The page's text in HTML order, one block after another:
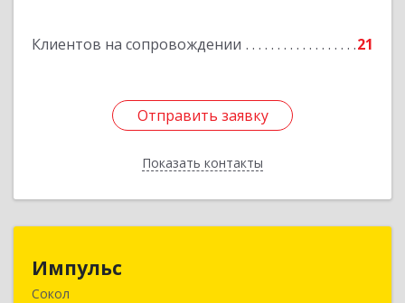
Клиентов на сопровождении 21
Отправить заявку
Показать контакты
Отправить заявку
Назад
Импульс
Сокол